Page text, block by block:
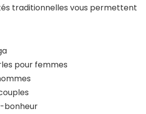
traditionnelles vous permettent
pour femmes
bonheur